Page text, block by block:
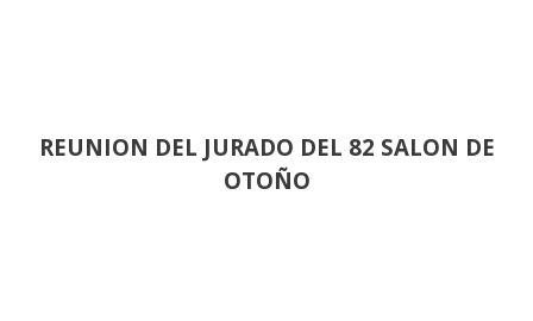
REUNION DEL JURADO DEL 82 SALON DE
OTOÑO